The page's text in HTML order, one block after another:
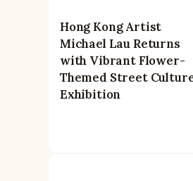
Hong Kong Artist
Michael Lau Returns
with Vibrant Flower-
Themed Street
Exhibition